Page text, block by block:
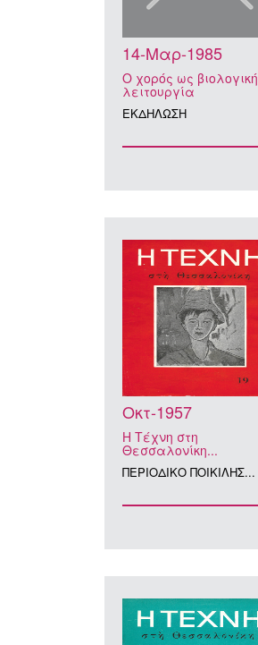
14-Μαρ-1985
Ο χορός ως βιολογική
λειτουργία
ΕΚΔΗΛΩΣΗ
Οκτ-1957
Η Τέχνη στη
Θεσσαλονίκη...
ΠΕΡΙΟΔΙΚΟ ΠΟΙΚΙΛΗΣ...